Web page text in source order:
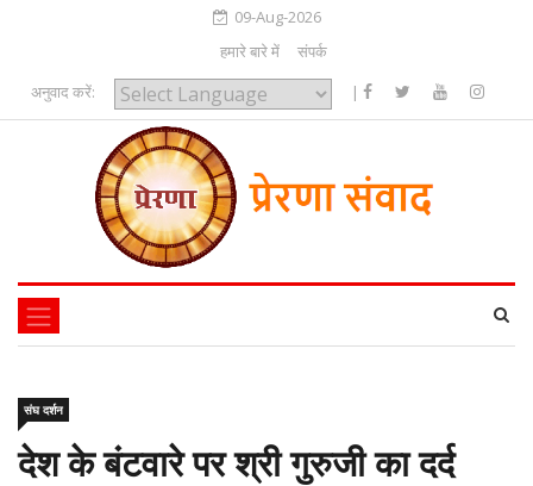
09-Aug-2026
हमारे बारे में
संपर्क
अनुवाद करें:
Powered by
|
संघ दर्शन
देश के बंटवारे पर श्री गुरुजी का दर्द